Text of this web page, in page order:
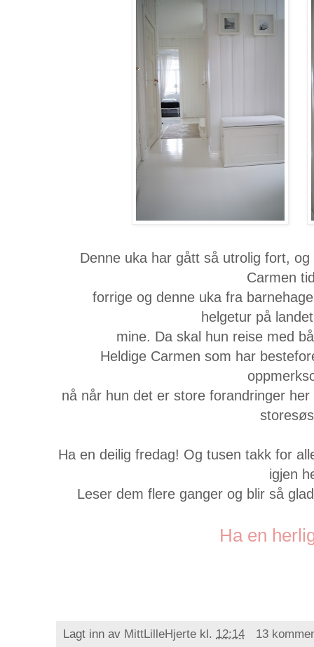
Denne uka har gått så utrolig fort,
Carmen
forrige og denne uka fra
helgetur på
mine. Da skal hun reise med
Heldige Carmen som har
nå når hun det er store forandringer
Ha en deilig fredag! Og tusen takk for
igjen
Leser dem flere ganger og blir så
Ha en
Lagt inn av MittLilleHjerte kl. 12:14 13